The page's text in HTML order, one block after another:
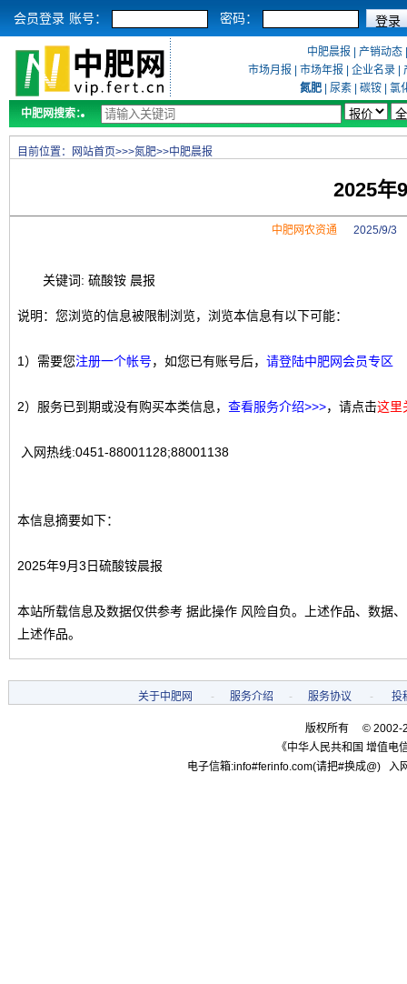
会员登录 账号： 密码：
中肥晨报 产销动态
市场月报
市场年报 企业名录
氮肥
尿素 碳铵
氯
中肥网搜索：
目前位置： 网站首页>>>氮肥>>中肥晨报
2025年
中肥网农资通2025/9/3
关键词: 硫酸铵 晨报
说明：您浏览的信息被限制浏览，浏览本信息有以下可能：
1）需要您注册一个帐号，如您已有账号后， 请登陆中肥网会员专区
2）服务已到期或没有购买本类信息， 查看服务介绍>>>，请点击这里
入网热线:0451-88001128;88001138
本信息摘要如下：
2025年9月3日硫酸铵晨报
本站所载信息及数据仅供参考 据此操作 风险自负。上述作品、数据
上述作品。
关于中肥网 - 服务介绍 - 服务协议 - 投
版权所有 © 2002-
《中华人民共和国 增值电
电子信箱:info#ferinfo.com(请把#换成@)